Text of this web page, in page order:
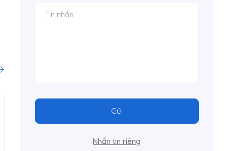
Gửi
Nhắn tin riêng